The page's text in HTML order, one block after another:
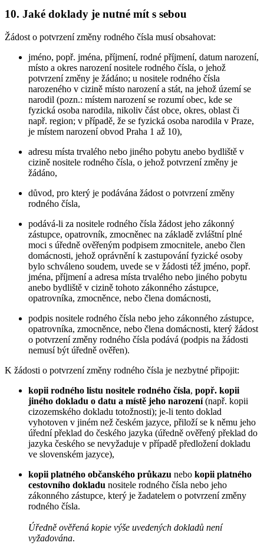
10. Jaké doklady je nutné mít s sebou
Žádost o potvrzení změny rodného čísla musí obsahovat:
jméno, popř. jména, příjmení, rodné příjmení, datum narození,
místo a okres narození nositele rodného čísla, o jehož
potvrzení změny je žádáno; u nositele rodného čísla
narozeného v cizině místo narození a stát, na jehož území se
narodil (pozn.: místem narození se rozumí obec, kde se
fyzická osoba narodila, nikoliv část obce, okres, oblast či
např. region; v případě, že se fyzická osoba narodila v Praze,
je místem narození obvod Praha 1 až 10),
adresu místa trvalého nebo jiného pobytu anebo bydliště v
cizině nositele rodného čísla, o jehož potvrzení změny je
žádáno,
důvod, pro který je podávána žádost o potvrzení změny
rodného čísla,
podává-li za nositele rodného čísla žádost jeho zákonný
zástupce, opatrovník, zmocněnec na základě zvláštní plné
moci s úředně ověřeným podpisem zmocnitele, anebo člen
domácnosti, jehož oprávnění k zastupování fyzické osoby
bylo schváleno soudem, uvede se v žádosti též jméno, popř.
jména, příjmení a adresa místa trvalého nebo jiného pobytu
anebo bydliště v cizině tohoto zákonného zástupce,
opatrovníka, zmocněnce, nebo člena domácnosti,
podpis nositele rodného čísla nebo jeho zákonného zástupce,
opatrovníka, zmocněnce, nebo člena domácnosti, který žádost
o potvrzení změny rodného čísla podává (podpis na žádosti
nemusí být úředně ověřen).
K žádosti o potvrzení změny rodného čísla je nezbytné připojit:
kopii rodného listu nositele rodného čísla, popř. kopii
jiného dokladu o datu a místě jeho narození(např. kopii
cizozemského dokladu totožnosti); je-li tento doklad
vyhotoven v jiném než českém jazyce, přiloží se k němu jeho
úřední překlad do českého jazyka (úředně ověřený překlad do
jazyka českého se nevyžaduje v případě předložení dokladu
ve slovenském jazyce),
kopii platného občanského průkazu nebo kopii platného
cestovního dokladu nositele rodného čísla nebo jeho
zákonného zástupce, který je žadatelem o potvrzení změny
rodného čísla.
Úředně ověřená kopie výše uvedených dokladů není
vyžadována.